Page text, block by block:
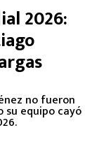
2026:
no fueron
su equipo cayó